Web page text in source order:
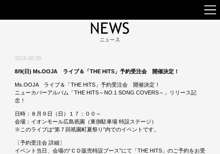
2015.08.05
8/9(日) Ms.OOJA ライブ＆「THE HITS」予約受注会 開催決定！
Ms.OOJA ライブ＆「THE HITS」予約受注会 開催決定！
ニューカバーアルバム「THE HITS～NO.1 SONG COVERS～」リリース記
念！
日時：８月９日（日）１７：００～
会場：イオンモール広島祇園（東側駐車場 特設ステージ）
※このライブは“第７回祇園町夏祭り”内でのイベントです。
〔予約受注会 詳細〕
イベント当日、会場の“ＣＤ販売特設ブース”にて「THE HITS」のご予約をお受